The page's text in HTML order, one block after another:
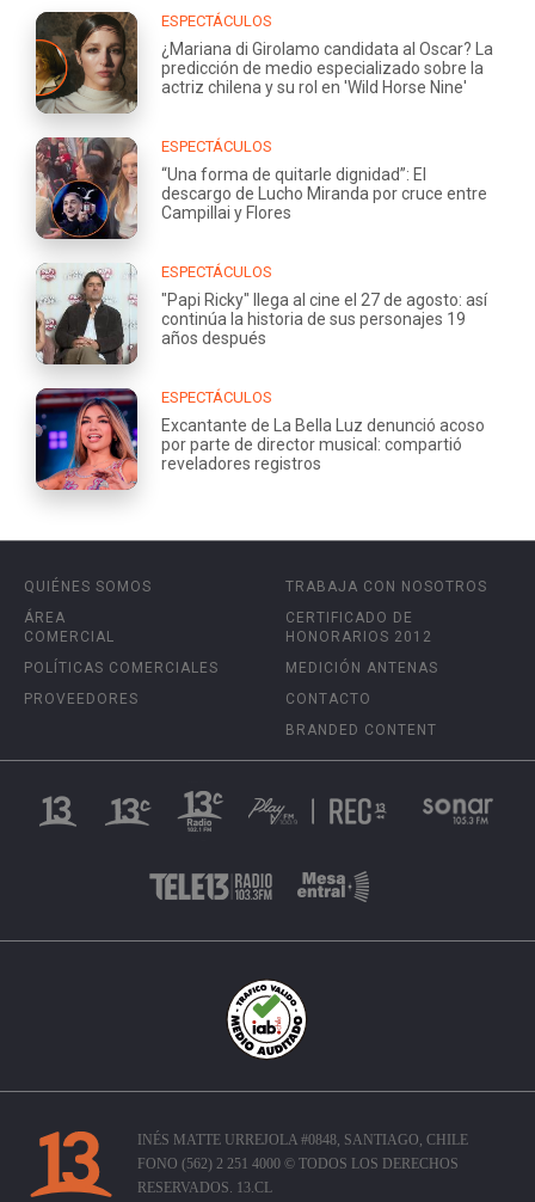
ESPECTÁCULOS
¿Mariana di Girolamo candidata al Oscar? La
predicción de medio especializado sobre la
actriz chilena y su rol en 'Wild Horse Nine'
ESPECTÁCULOS
“Una forma de quitarle dignidad”: El
descargo de Lucho Miranda por cruce entre
Campillai y Flores
ESPECTÁCULOS
"Papi Ricky" llega al cine el 27 de agosto: así
continúa la historia de sus personajes 19
años después
ESPECTÁCULOS
Excantante de La Bella Luz denunció acoso
por parte de director musical: compartió
reveladores registros
QUIÉNES SOMOS
ÁREA
COMERCIAL
POLÍTICAS COMERCIALES
PROVEEDORES
TRABAJA CON NOSOTROS
CERTIFICADO DE
HONORARIOS 2012
MEDICIÓN ANTENAS
CONTACTO
BRANDED CONTENT
INÉS MATTE URREJOLA #0848, SANTIAGO, CHILE
FONO (562) 2 251 4000 © TODOS LOS DERECHOS
RESERVADOS. 13.CL